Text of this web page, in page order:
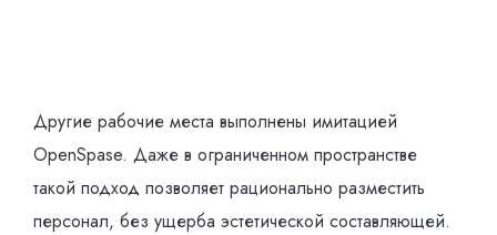
Другие рабочие места выполнены имитацией
OpenSpase. Даже в ограниченном пространстве
такой подход позволяет рационально разместить
персонал, без ущерба эстетической составляющей.